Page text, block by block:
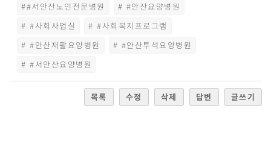
##서안산노인전문병원
# #안산요양병원
# #사회사업실
# #사회복지프로그램
# #안산재활요양병원
# #안산투석요양병원
# #서안산요양병원
목록 수정 삭제 답변 글쓰기